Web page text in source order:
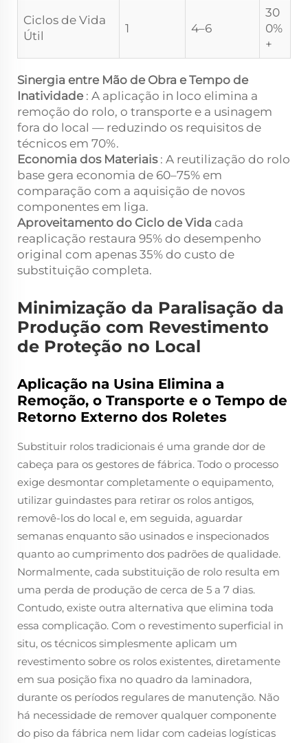
Ciclos de Vida
Útil
1 4–6
30
0%
+
Sinergia entre Mão de Obra e Tempo de
Inatividade : A aplicação in loco elimina a
remoção do rolo, o transporte e a usinagem
fora do local — reduzindo os requisitos de
técnicos em 70%.
Economia dos Materiais : A reutilização do rolo
base gera economia de 60–75% em
comparação com a aquisição de novos
componentes em liga.
Aproveitamento do Ciclo de Vida cada
reaplicação restaura 95% do desempenho
original com apenas 35% do custo de
substituição completa.
Minimização da Paralisação da
Produção com Revestimento
de Proteção no Local
Aplicação na Usina Elimina a
Remoção, o Transporte e o Tempo de
Retorno Externo dos Roletes
Substituir rolos tradicionais é uma grande dor de
cabeça para os gestores de fábrica. Todo o processo
exige desmontar completamente o equipamento,
utilizar guindastes para retirar os rolos antigos,
removê-los do local e, em seguida, aguardar
semanas enquanto são usinados e inspecionados
quanto ao cumprimento dos padrões de qualidade.
Normalmente, cada substituição de rolo resulta em
uma perda de produção de cerca de 5 a 7 dias.
Contudo, existe outra alternativa que elimina toda
essa complicação. Com o revestimento superficial in
situ, os técnicos simplesmente aplicam um
revestimento sobre os rolos existentes, diretamente
em sua posição fixa no quadro da laminadora,
durante os períodos regulares de manutenção. Não
há necessidade de remover qualquer componente
do piso da fábrica nem lidar com cadeias logísticas